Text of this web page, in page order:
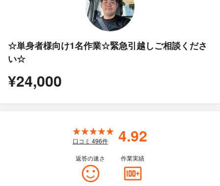
☆単身者様向け1名作業☆緊急引越しご相談くださ
い☆
¥24,000
口コミ 496件 4.92
返答の速さ 作業実績